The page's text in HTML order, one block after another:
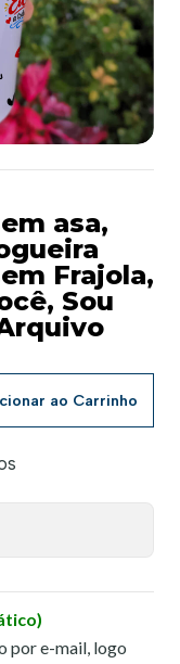
asa,
Frajola,
Sou
ao Carrinho
por e-mail, logo